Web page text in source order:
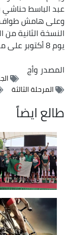
عبد الباسط حناشي
وعلى هامش طواف
النسخة الثانية من
يوم 8 أكتوبر على مسافة 100 كلم.
المصدروأج
المرحلة الثالثة
طالع ايضاً